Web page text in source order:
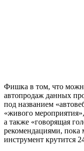
Фишка в том, что
автопродаж данных
под названием
«живого
а также «говорящая
рекомендациями,
инструмент крутится